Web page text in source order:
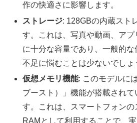
作の快適さに影響します。
ストレージ: 128GBの内蔵スト
す。これは、写真や動画、ア
に十分な容量であり、一般的
不足に悩むことは少ないでしょ
仮想メモリ機能: このモデルに
ブースト）」機能が搭載されて
す。これは、スマートフォン
RAMとして利用することで、